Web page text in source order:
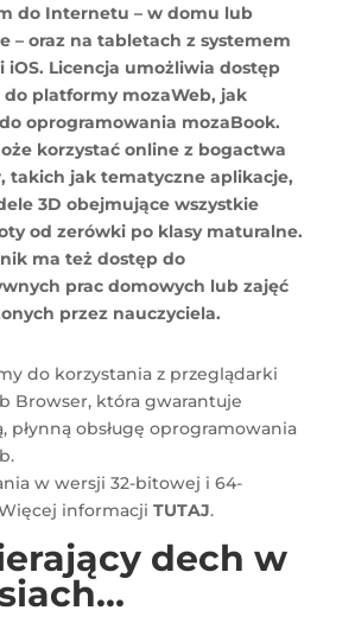
do Internetu – w domu lub
– oraz na tabletach z systemem
iOS. Licencja umożliwia dostęp
do platformy mozaWeb, jak
oprogramowania mozaBook.
korzystać online z bogactwa
takich jak tematyczne aplikacje,
3D obejmujące wszystkie
od zerówki po klasy maturalne.
ma też dostęp do
prac domowych lub zajęć
przez nauczyciela.
do korzystania z przeglądarki
Browser, która gwarantuje
płynną obsługę oprogramowania
w wersji 32-bitowej i 64-
informacjiTUTAJ.
dech w